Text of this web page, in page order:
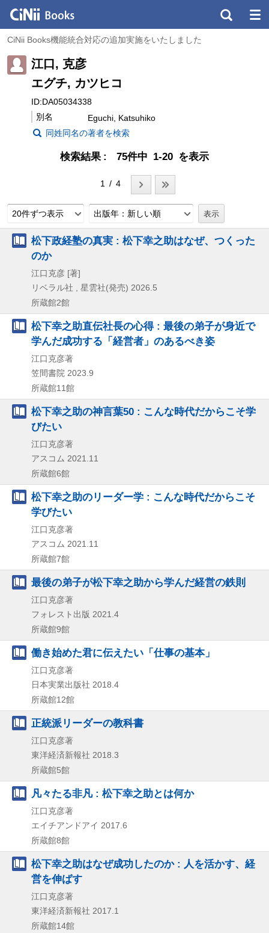
CiNii Books機能統合対応の追加実施をいたしました
江口, 克彦
エグチ, カツヒコ
ID:DA05034338
別名
Eguchi, Katsuhiko
同姓同名の著者を検索
検索結果 75件中 1-20 を表示
1 / 4
20件ずつ表示 出版年：新しい順
松下政経塾の真実 : 松下幸之助はなぜ、つくった
のか
江口克彦 [著]
リベラル社 , 星雲社(発売) 2026.5
所蔵館2館
松下幸之助直伝社長の心得 : 最後の弟子が身近で
学んだ成功する「経営者」のあるべき姿
江口克彦著
笠間書院 2023.9
所蔵館11館
松下幸之助の神言葉50 : こんな時代だからこそ学
びたい
江口克彦著
アスコム 2021.11
所蔵館6館
松下幸之助のリーダー学 : こんな時代だからこそ
学びたい
江口克彦著
アスコム 2021.11
所蔵館7館
最後の弟子が松下幸之助から学んだ経営の鉄則
江口克彦著
フォレスト出版 2021.4
所蔵館9館
働き始めた君に伝えたい「仕事の基本」
江口克彦著
日本実業出版社 2018.4
所蔵館12館
正統派リーダーの教科書
江口克彦著
東洋経済新報社 2018.3
所蔵館5館
凡々たる非凡 : 松下幸之助とは何か
江口克彦著
エイチアンドアイ 2017.6
所蔵館8館
松下幸之助はなぜ成功したのか : 人を活かす、経
営を伸ばす
江口克彦著
東洋経済新報社 2017.1
所蔵館14館